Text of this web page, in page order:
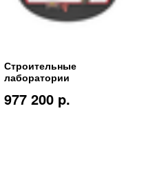
Строительные
лаборатории
977 200 p.